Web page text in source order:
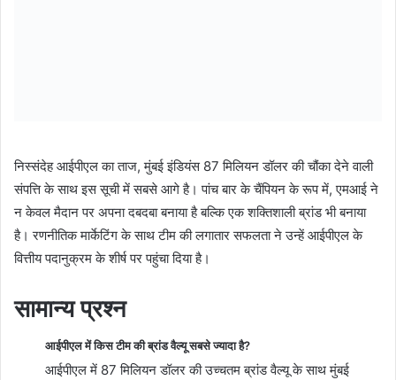
निस्संदेह आईपीएल का ताज, मुंबई इंडियंस 87 मिलियन डॉलर की चौंका देने वाली
संपत्ति के साथ इस सूची में सबसे आगे है। पांच बार के चैंपियन के रूप में, एमआई ने
न केवल मैदान पर अपना दबदबा बनाया है बल्कि एक शक्तिशाली ब्रांड भी बनाया
है। रणनीतिक मार्केटिंग के साथ टीम की लगातार सफलता ने उन्हें आईपीएल के
वित्तीय पदानुक्रम के शीर्ष पर पहुंचा दिया है।
सामान्य प्रश्न
आईपीएल में किस टीम की ब्रांड वैल्यू सबसे ज्यादा है?
आईपीएल में 87 मिलियन डॉलर की उच्चतम ब्रांड वैल्यू के साथ मुंबई